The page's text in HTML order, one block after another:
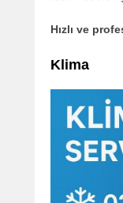
Hızlı ve
Klima